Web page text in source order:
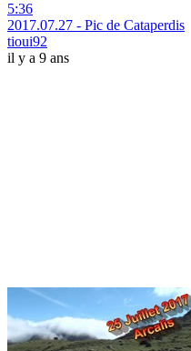
5:36
2017.07.27 - Pic de Cataperdis
tioui92
il y a 9 ans